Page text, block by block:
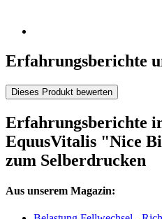
Erfahrungsberichte
Dieses Produkt bewerten
Erfahrungsberichte
EquusVitalis "Nice
zum Selberdrucken
Aus unserem Magazin: